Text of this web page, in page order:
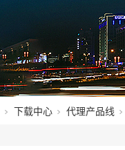
下载中心 代理产品线